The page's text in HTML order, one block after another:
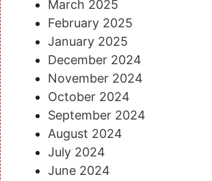
March 2025
February 2025
January 2025
December 2024
November 2024
October 2024
September 2024
August 2024
July 2024
June 2024